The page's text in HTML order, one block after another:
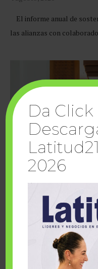
El informe anual de
las alianzas con
Cuando la
sueños Fairmont
Da Click
2026